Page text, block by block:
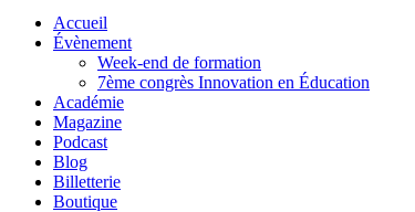
Accueil
Évènement
Week-end de formation
7ème congrès Innovation en Éducation
Académie
Magazine
Podcast
Blog
Billetterie
Boutique